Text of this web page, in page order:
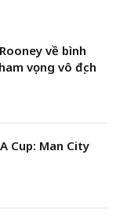
về bình
vọng vô địch
Cup: Man City